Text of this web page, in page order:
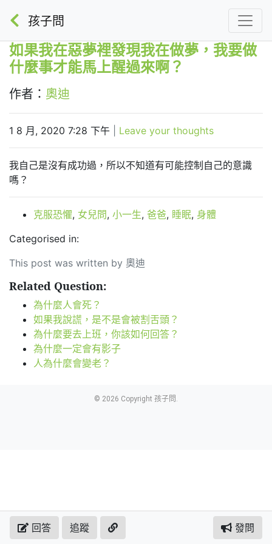
孩子問
如果我在惡夢裡發現我在做夢，我要做
什麼事才能馬上醒過來啊？
作者： 奧迪
1 8 月, 2020 7:28 下午 Leave your thoughts
我自己是沒有成功過，所以不知道有可能控制自己的意識
嗎？
克服恐懼, 女兒問, 小一生, 爸爸, 睡眠, 身體
Categorised in:
This post was written by 奧迪
Related Question:
為什麼人會死？
如果我說謊，是不是會被割舌頭？
為什麼要去上班，你該如何回答？
為什麼一定會有影子
人為什麼會變老？
© 2026 Copyright 孩子問.
回答 追蹤 發問